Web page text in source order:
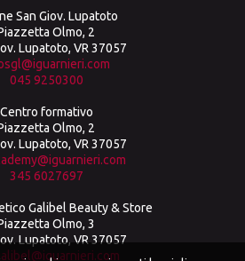
San Giov. Lupatoto
Olmo, 2
Lupatoto, VR 37057
045 9250300
Centro formativo
Olmo, 2
Lupatoto, VR 37057
345 6027697
Galibel Beauty & Store
Olmo, 3
Lupatoto, VR 37057